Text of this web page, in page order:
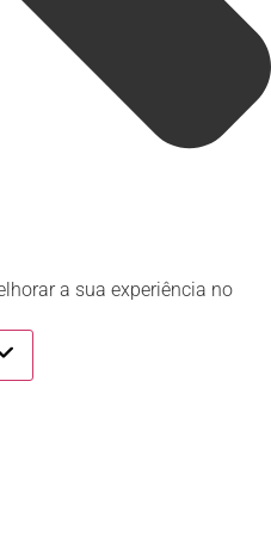
a sua experiência no